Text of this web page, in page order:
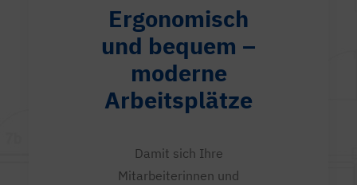
Ergonomisch
und bequem –
moderne
Arbeitsplätze
Damit sich Ihre
Mitarbeiterinnen und